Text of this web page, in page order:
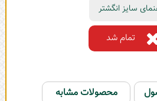
سایز انگشتر
تمام شد
محصولات مشابه